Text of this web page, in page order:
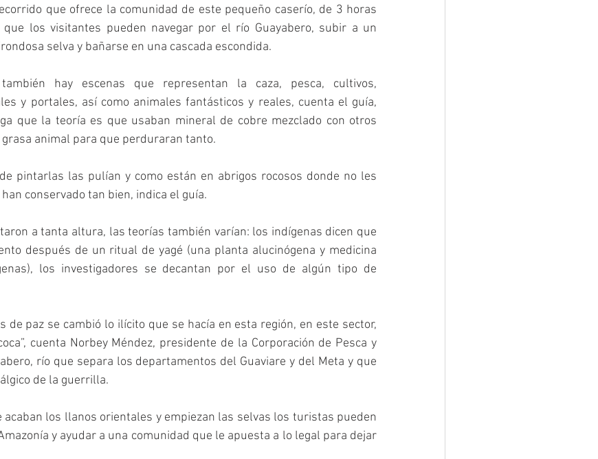
que ofrece la comunidad de este pequeño caserío, de 3 horas
que los visitantes pueden navegar por el río Guayabero, subir a un
selva y bañarse en una cascada escondida.
hay escenas que representan la caza, pesca, cultivos,
y portales, así como animales fantásticos y reales, cuenta el guía,
que la teoría es que usaban mineral de cobre mezclado con otros
animal para que perduraran tanto.
pintarlas las pulían y como están en abrigos rocosos donde no les
conservado tan bien, indica el guía.
a tanta altura, las teorías también varían: los indígenas dicen que
después de un ritual de yagé (una planta alucinógena y medicina
los investigadores se decantan por el uso de algún tipo de
de paz se cambió lo ilícito que se hacía en esta región, en este sector,
cuenta Norbey Méndez, presidente de la Corporación de Pesca y
río que separa los departamentos del Guaviare y del Meta y que
de la guerrilla.
acaban los llanos orientales y empiezan las selvas los turistas pueden
y ayudar a una comunidad que le apuesta a lo legal para dejar